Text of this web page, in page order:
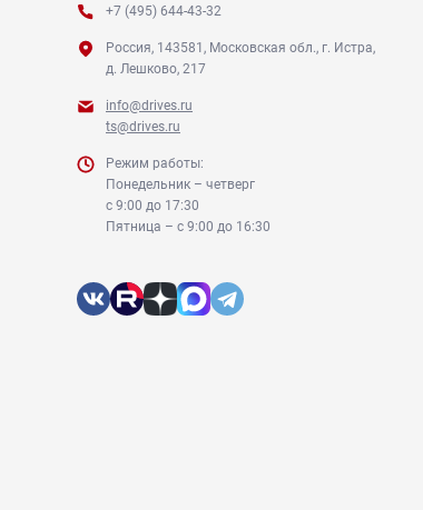
+7 (495) 644-43-32
Россия, 143581, Московская обл., г. Истра,
д. Лешково, 217
info@drives.ru
ts@drives.ru
Режим работы:
Понедельник – четверг
с 9:00 до 17:30
Пятница – с 9:00 до 16:30